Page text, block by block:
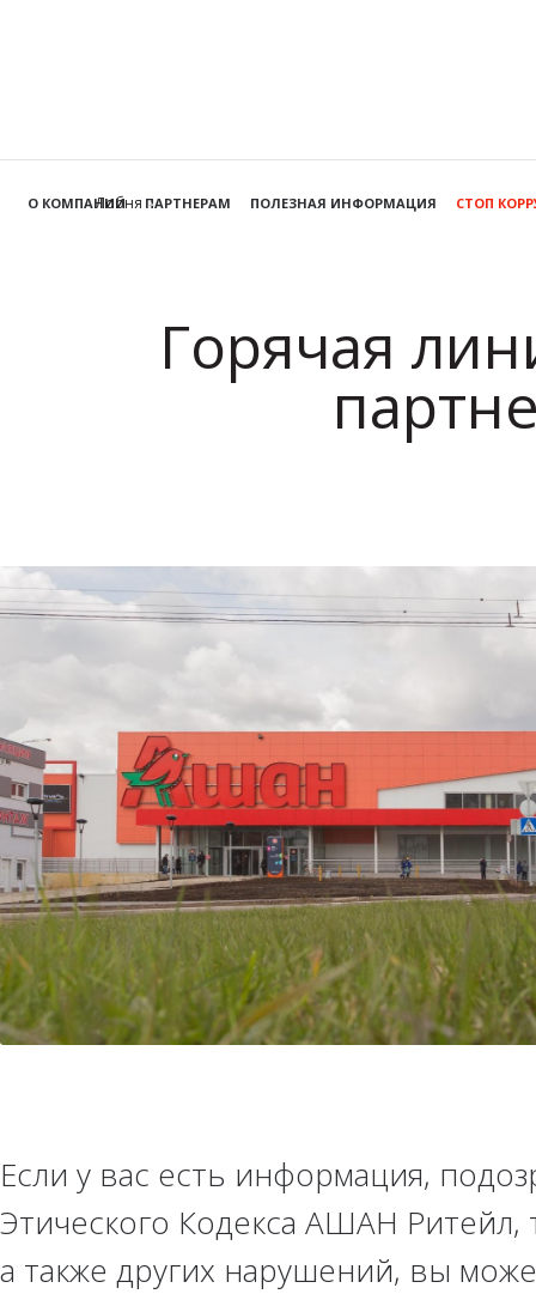
Лобня
О КОМПАНИИ ПАРТНЕРАМ ПОЛЕЗНАЯ ИНФОРМАЦИЯ СТОП
Горячая
Если у вас есть информация,
Этического Кодекса АШАН Ритейл,
а также других нарушений, вы